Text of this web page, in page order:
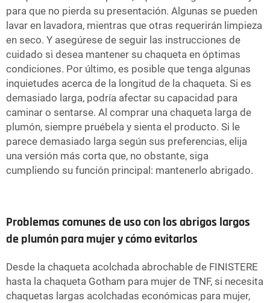
para que no pierda su presentación. Algunas se pueden
lavar en lavadora, mientras que otras requerirán limpieza
en seco. Y asegúrese de seguir las instrucciones de
cuidado si desea mantener su chaqueta en óptimas
condiciones. Por último, es posible que tenga algunas
inquietudes acerca de la longitud de la chaqueta. Si es
demasiado larga, podría afectar su capacidad para
caminar o sentarse. Al comprar una chaqueta larga de
plumón, siempre pruébela y sienta el producto. Si le
parece demasiado larga según sus preferencias, elija
una versión más corta que, no obstante, siga
cumpliendo su función principal: mantenerlo abrigado.
Problemas comunes de uso con los abrigos largos
de plumón para mujer y cómo evitarlos
Desde la chaqueta acolchada abrochable de FINISTERE
hasta la chaqueta Gotham para mujer de TNF, si necesita
chaquetas largas acolchadas económicas para mujer,